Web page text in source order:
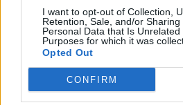
I want to opt-out of Collection,
Retention, Sale, and/or Sharing
Personal Data that Is Unrelated
Purposes for which it was
Opted Out
CONFIRM
IMPRESA E MANAGEMENT
Hugo Boss, offerta da
Frasers
Il gruppo di moda ha anche
(ha l’1%) e la famiglia Marzotto
Holding, che pesano